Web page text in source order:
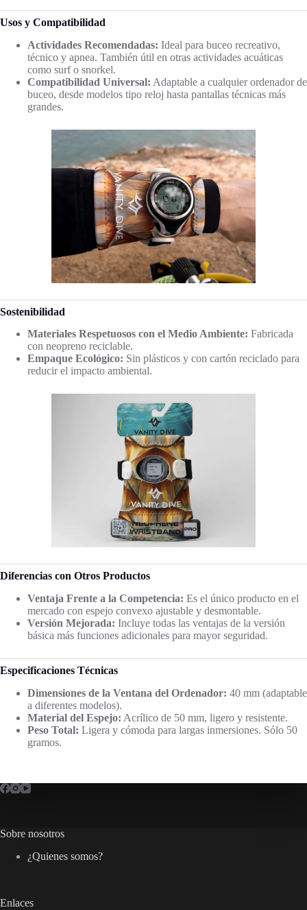
Usos y Compatibilidad
Actividades Recomendadas: Ideal para buceo recreativo,
técnico y apnea. También útil en otras actividades acuáticas
como surf o snorkel.
Compatibilidad Universal: Adaptable a cualquier ordenador de
buceo, desde modelos tipo reloj hasta pantallas técnicas más
grandes.
Sostenibilidad
Materiales Respetuosos con el Medio Ambiente: Fabricada
con neopreno reciclable.
Empaque Ecológico: Sin plásticos y con cartón reciclado para
reducir el impacto ambiental.
Diferencias con Otros Productos
Ventaja Frente a la Competencia: Es el único producto en el
mercado con espejo convexo ajustable y desmontable.
Versión Mejorada: Incluye todas las ventajas de la versión
básica más funciones adicionales para mayor seguridad.
Especificaciones Técnicas
Dimensiones de la Ventana del Ordenador: 40 mm (adaptable
a diferentes modelos).
Material del Espejo: Acrílico de 50 mm, ligero y resistente.
Peso Total: Ligera y cómoda para largas inmersiones. Sólo 50
gramos.
Sobre nosotros
¿Quienes somos?
Enlaces